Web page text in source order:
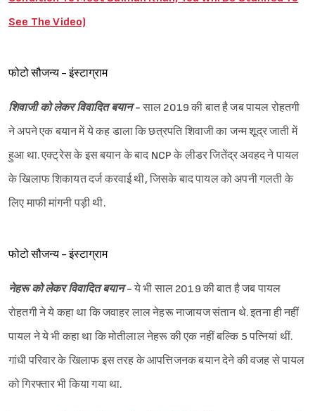
See The Video)
फोटो सौजन्य - इंस्टाग्राम
शिवाजी को लेकर विवादित बयान - साल 2019 की बात है जब पायल रोहतगी
ने अपने एक बयान में ये कह डाला कि छत्रपति शिवाजी का जन्म शूद्र जाती में
हुआ था. एक्ट्रेस के इस बयान के बाद NCP के लीडर जितेंद्र अवहद ने पायल
के खिलाफ शिकायत दर्ज करवाई थी, जिसके बाद पायल को अपनी गलती के
लिए माफी मांगनी पड़ी थी.
फोटो सौजन्य - इंस्टाग्राम
नेहरू को लेकर विवादित बयान - ये भी साल 2019 की बात है जब पायल
रोहतगी ने ये कहा था कि जवाहर लाल नेहरू नाजायज संतान थे. इतना ही नहीं
पायल ने ये भी कहा था कि मोतीलाल नेहरू की एक नहीं बल्कि 5 पत्नियां थीं.
गांधी परिवार के खिलाफ इस तरह के आपत्तिजनक बयान देने की वजह से पायल
को गिरफ्तार भी किया गया था.